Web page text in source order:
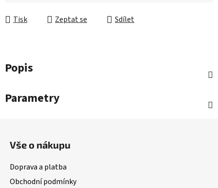
Tisk Zeptat se Sdílet
Popis
Parametry
Vše o nákupu
Doprava a platba
Obchodní podmínky